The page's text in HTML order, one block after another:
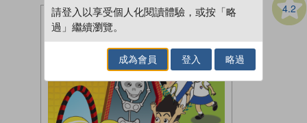
4.2
請登入以享受個人化閱讀體驗，或按「略
過」繼續瀏覽。
成為會員 登入 略過